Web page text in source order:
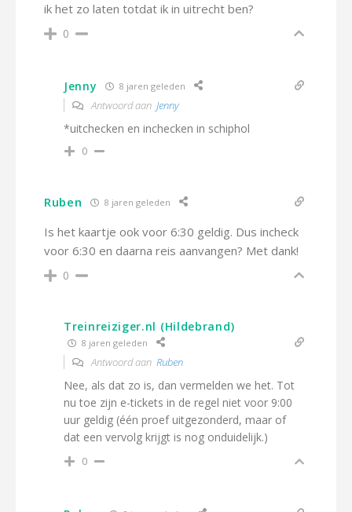
ik het zo laten totdat ik in uitrecht ben?
0
Jenny 8 jaren geleden
Antwoord aan Jenny
*uitchecken en inchecken in schiphol
0
Ruben 8 jaren geleden
Is het kaartje ook voor 6:30 geldig. Dus incheck
voor 6:30 en daarna reis aanvangen? Met dank!
0
Treinreiziger.nl (Hildebrand)
8 jaren geleden
Antwoord aan Ruben
Nee, als dat zo is, dan vermelden we het. Tot
nu toe zijn e-tickets in de regel niet voor 9:00
uur geldig (één proef uitgezonderd, maar of
dat een vervolg krijgt is nog onduidelijk.)
0